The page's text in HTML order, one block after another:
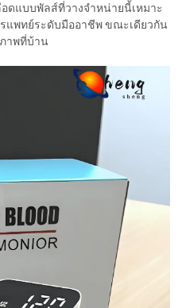
ดแบบพัลส์ที่วางจำหน่ายนี้เหมาะ
แพทย์ระดับมืออาชีพ ขณะเดียวกัน
าพที่บ้าน